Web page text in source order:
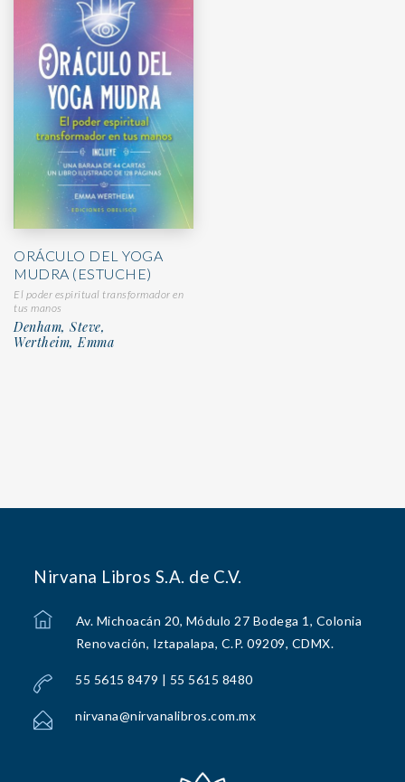
ORÁCULO DEL YOGA
MUDRA (ESTUCHE)
El poder espiritual transformador en
tus manos
Denham, Steve,
Wertheim, Emma
Nirvana Libros S.A. de C.V.
Av. Michoacán 20, Módulo 27 Bodega 1, Colonia
Renovación, Iztapalapa, C.P. 09209, CDMX.
55 5615 8479 | 55 5615 8480
nirvana@nirvanalibros.com.mx